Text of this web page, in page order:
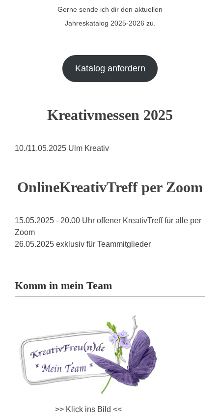
Gerne sende ich dir den aktuellen
Jahreskatalog 2025-2026 zu.
Katalog anfordern
Kreativmessen 2025
10./11.05.2025 Ulm Kreativ
OnlineKreativTreff per Zoom
15.05.2025 - 20.00 Uhr offener KreativTreff für alle per
Zoom
26.05.2025 exklusiv für Teammitglieder
Komm in mein Team
>> Klick ins Bild <<